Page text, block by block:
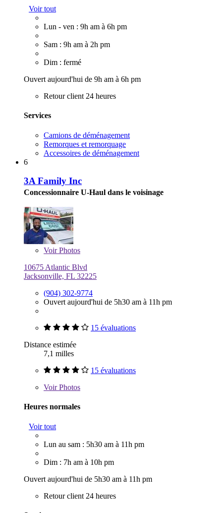
Voir tout
Lun - ven : 9h am à 6h pm
Sam : 9h am à 2h pm
Dim : fermé
Ouvert aujourd'hui de 9h am à 6h pm
Retour client 24 heures
Services
Camions de déménagement
Remorques et remorquage
Accessoires de déménagement
6
3A Family Inc
Concessionnaire U-Haul dans le voisinage
VoirPhotos
10675 Atlantic Blvd
Jacksonville, FL 32225
(904) 302-9774
Ouvert aujourd'hui de 5h30 am à 11h pm
15 évaluations
Distance estimée
7,1 milles
15 évaluations
VoirPhotos
Heures normales
Voir tout
Lun au sam : 5h30 am à 11h pm
Dim : 7h am à 10h pm
Ouvert aujourd'hui de 5h30 am à 11h pm
Retour client 24 heures